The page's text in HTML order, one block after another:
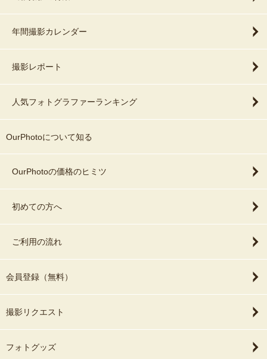
年間撮影カレンダー
撮影レポート
人気フォトグラファーランキング
OurPhotoについて知る
OurPhotoの価格のヒミツ
初めての方へ
ご利用の流れ
会員登録（無料）
撮影リクエスト
フォトグッズ